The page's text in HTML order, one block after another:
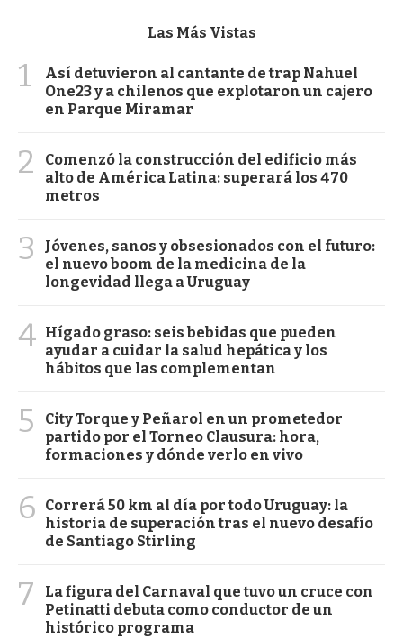
Las Más Vistas
1
Así detuvieron al cantante de trap Nahuel
One23 y a chilenos que explotaron un cajero
en Parque Miramar
2
Comenzó la construcción del edificio más
alto de América Latina: superará los 470
metros
3
Jóvenes, sanos y obsesionados con el futuro:
el nuevo boom de la medicina de la
longevidad llega a Uruguay
4 Hígado graso: seis bebidas que pueden
ayudar a cuidar la salud hepática y los
hábitos que las complementan
5
City Torque y Peñarol en un prometedor
partido por el Torneo Clausura: hora,
formaciones y dónde verlo en vivo
6
Correrá 50 km al día por todo Uruguay: la
historia de superación tras el nuevo desafío
de Santiago Stirling
7
La figura del Carnaval que tuvo un cruce con
Petinatti debuta como conductor de un
histórico programa